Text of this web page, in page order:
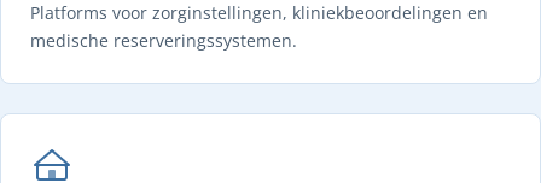
Platforms voor zorginstellingen, kliniekbeoordelingen en
medische reserveringssystemen.